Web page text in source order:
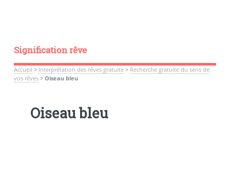
Signification rêve
Accueil > Interprétation des rêves gratuite> Recherche gratuite du sens de
vos rêves> Oiseau bleu
Oiseau bleu